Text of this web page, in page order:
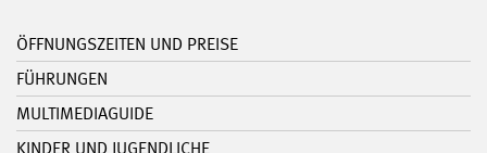
ÖFFNUNGSZEITEN UND PREISE
FÜHRUNGEN
MULTIMEDIAGUIDE
KINDER UND JUGENDLICHE